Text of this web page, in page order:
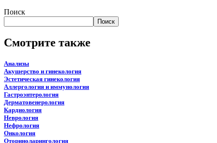
Поиск
Поиск
Смотрите также
Анализы
Акушерство и гинекология
Эстетическая гинекология
Аллергология и иммунология
Гастроэнтерология
Дерматовенерология
Кардиология
Неврология
Нефрология
Онкология
Оториноларингология